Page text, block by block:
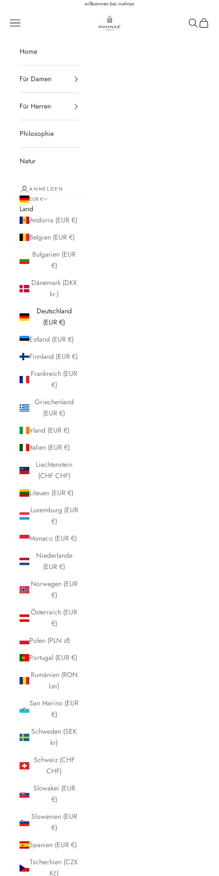
willkommen bei mahnaz
Mahnaz Biomedicals
Navigationsmenü öffnen Suche
Home
Für Damen
Für Herren
Philosophie
Natur
ANMELDEN
EUR €
Land
Andorra (EUR €)
Belgien (EUR €)
Bulgarien (EUR
€)
Dänemark (DKK
kr.)
Deutschland
(EUR €)
Estland (EUR €)
Finnland (EUR €)
Frankreich (EUR
€)
Griechenland
(EUR €)
Irland (EUR €)
Italien (EUR €)
Liechtenstein
(CHF CHF)
Litauen (EUR €)
Luxemburg (EUR
€)
Monaco (EUR €)
Niederlande
(EUR €)
Norwegen (EUR
€)
Österreich (EUR
€)
Polen (PLN zł)
Portugal (EUR €)
Rumänien (RON
Lei)
San Marino (EUR
€)
Schweden (SEK
kr)
Schweiz (CHF
CHF)
Slowakei (EUR
€)
Slowenien (EUR
€)
Spanien (EUR €)
Tschechien (CZK
Kč)